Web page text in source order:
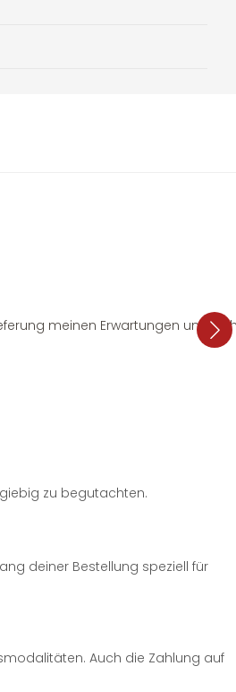
meinen Erwartungen und
zu begutachten.
deiner Bestellung speziell für
Auch die Zahlung auf